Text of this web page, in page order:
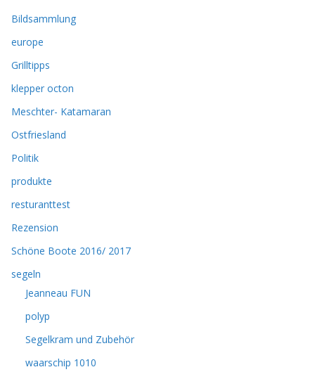
Bildsammlung
europe
Grilltipps
klepper octon
Meschter- Katamaran
Ostfriesland
Politik
produkte
resturanttest
Rezension
Schöne Boote 2016/ 2017
segeln
Jeanneau FUN
polyp
Segelkram und Zubehör
waarschip 1010